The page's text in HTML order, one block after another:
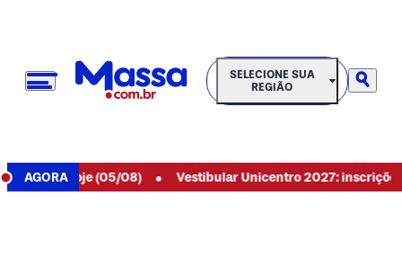
SELECIONE SUA REGIÃO
SELECIONE SUA
REGIÃO
AGORA
de hoje (05/08) • Vestibular Unicentro 2027: inscrições